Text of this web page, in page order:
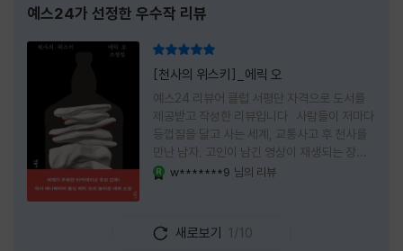
예스24가 선정한 우수작 리뷰
[천사의 위스키]_에릭 오
예스24 리뷰어 클럽 서평단 자격으로 도서를
제공받고 작성한 리뷰입니다 사람들이 저마다
등껍질을 달고 사는 세계, 교통사고 후 천사를
만난 남자, 고인이 남긴 영상이 재생되는 장례
식장에서 똥을 싼 개. 이 책에는 몇 줄만 읽어도
넘어가 있었다. 소설을 읽으면서 잘 만든 단편
애니메이션 여러 편을 차례로 보는 기분이 들었
w*******9 님의 리뷰
새로보기 1/10